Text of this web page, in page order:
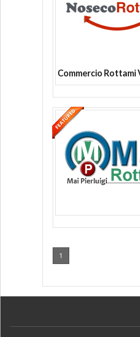
Commercio Rottami
1